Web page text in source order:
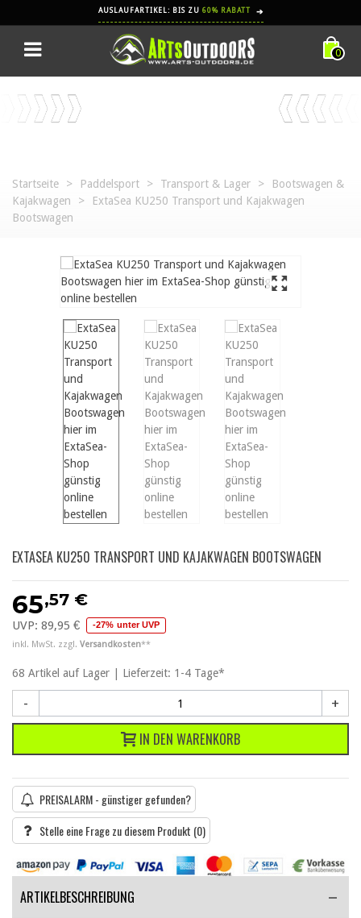
AUSLAUFARTIKEL: BIS ZU 60% RABATT ➔
0
Startseite > Paddelsport > Transport & Lager >
Bootswagen &
Kajakwagen
>
ExtaSea KU250 Transport und Kajakwagen
Bootswagen
EXTASEA KU250 TRANSPORT UND KAJAKWAGEN BOOTSWAGEN
65,57 €
UVP: 89,95 € -27% unter UVP
inkl. MwSt. zzgl. Versandkosten**
68 Artikel auf Lager | Lieferzeit: 1-4 Tage*
- +
IN DEN WARENKORB
PREISALARM - günstiger gefunden?
Stelle eine Frage zu diesem Produkt (0)
ARTIKELBESCHREIBUNG